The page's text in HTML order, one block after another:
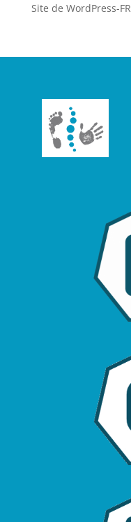
Site de WordPress-FR